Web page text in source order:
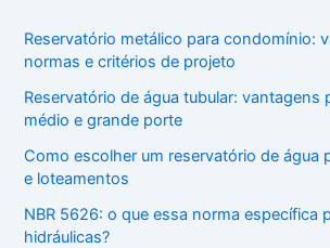
Reservatório metálico para condomínio:
normas e critérios de projeto
Reservatório de água tubular: vantagens
médio e grande porte
Como escolher um reservatório de água
e loteamentos
NBR 5626: o que essa norma específica
hidráulicas?